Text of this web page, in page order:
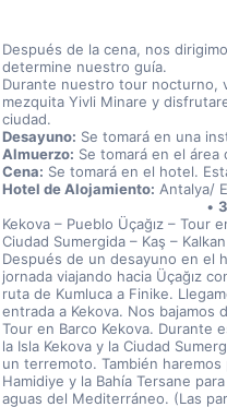
Después de la cena, nos
determine nuestro guía.
Durante nuestro tour nocturno,
mezquita Yivli Minare y
ciudad.
Desayuno: Se tomará en una
Almuerzo: Se tomará en el
Cena: Se tomará en el hotel.
Hotel de Alojamiento: Antalya/
Kekova – Pueblo Üçağız – Tour
Ciudad Sumergida – Kaş –
Después de un desayuno en el
jornada viajando hacia Üçağız
ruta de Kumluca a Finike.
entrada a Kekova. Nos bajamos
Tour en Barco Kekova. Durante
la Isla Kekova y la Ciudad
un terremoto. También haremos
Hamidiye y la Bahía Tersane
aguas del Mediterráneo. (Las